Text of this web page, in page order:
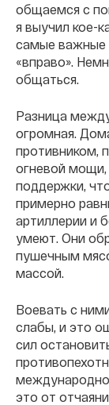
общаемся с
я выучил кое-
самые важные
«вправо».
общаться.
Разница
огромная.
противником,
огневой мощи,
поддержки,
примерно
артиллерии и
умеют. Они
пушечным
массой.
Воевать с
слабы, и это
сил
это от